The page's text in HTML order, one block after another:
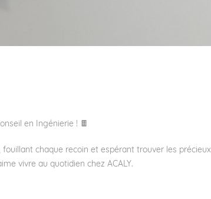
en Ingénierie ! 🍫
chaque recoin et espérant trouver les précieux
vivre au quotidien chez ACALY.